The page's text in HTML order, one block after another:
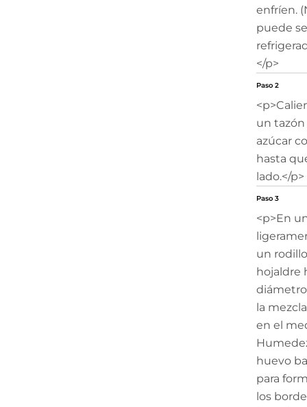
enfríen.
puede
</p>
Paso 2
un
azúcar
hasta
lado.</p>
Paso 3
<p>En
un
hojaldre
la
en el
huevo
para
los